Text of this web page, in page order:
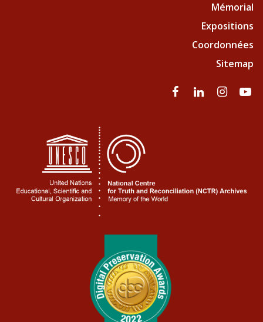
Mémorial
Expositions
Coordonnées
Sitemap